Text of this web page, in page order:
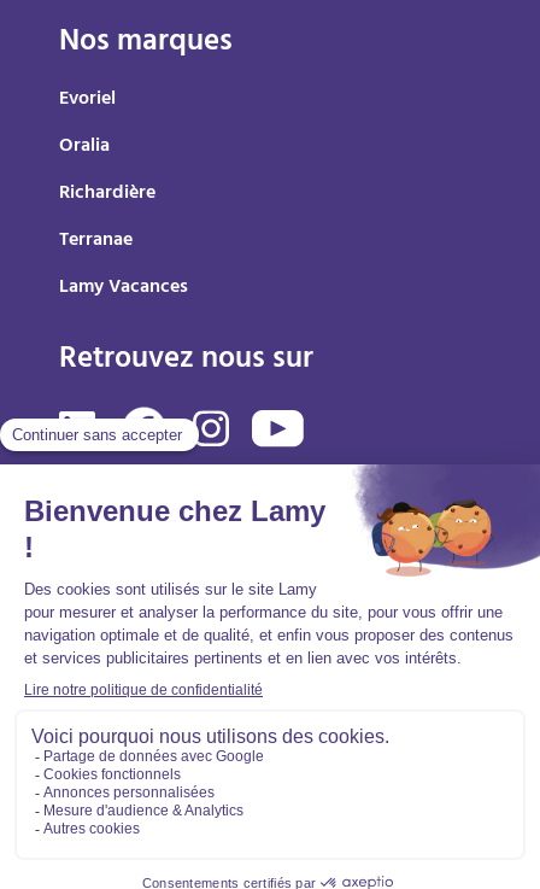
Nos marques
Evoriel
Oralia
Richardière
Terranae
Lamy Vacances
Retrouvez nous sur
Politique de protection des données personnelles
Accessibilité : partiellement conforme